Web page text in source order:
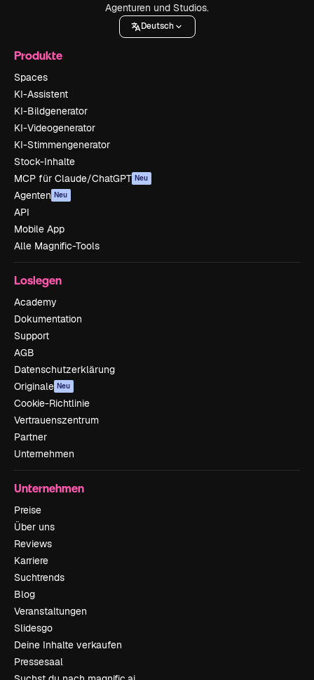
Agenturen und Studios.
Deutsch
Produkte
Spaces
KI-Assistent
KI-Bildgenerator
KI-Videogenerator
KI-Stimmengenerator
Stock-Inhalte
MCP für Claude/ChatGPT Neu
Agenten Neu
API
Mobile App
Alle Magnific-Tools
Loslegen
Academy
Dokumentation
Support
AGB
Datenschutzerklärung
Originale Neu
Cookie-Richtlinie
Vertrauenszentrum
Partner
Unternehmen
Unternehmen
Preise
Über uns
Reviews
Karriere
Suchtrends
Blog
Veranstaltungen
Slidesgo
Deine Inhalte verkaufen
Pressesaal